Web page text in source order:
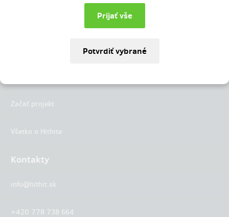
Začať projekt
Všetko o Hithite
Kontakty
info@hithit.sk
+420 778 738 664